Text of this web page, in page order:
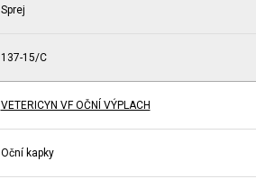
Sprej
137-15/C
VETERICYN VF OČNÍ VÝPLACH
Oční kapky